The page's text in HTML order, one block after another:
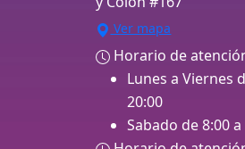
Ver mapa
Horario de
Lunes a Viernes
20:00
Sabado de 8:00